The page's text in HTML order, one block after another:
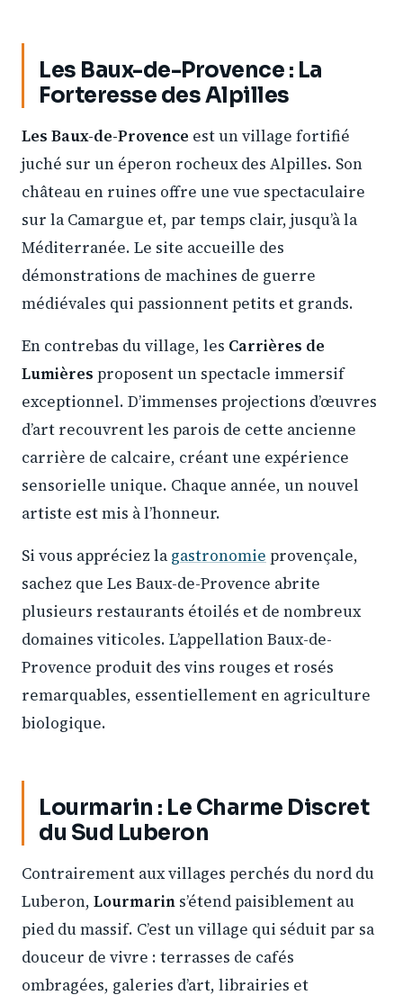
Les Baux-de-Provence : La
Forteresse des Alpilles
Les Baux-de-Provence est un village fortifié
juché sur un éperon rocheux des Alpilles. Son
château en ruines offre une vue spectaculaire
sur la Camargue et, par temps clair, jusqu’à la
Méditerranée. Le site accueille des
démonstrations de machines de guerre
médiévales qui passionnent petits et grands.
En contrebas du village, les Carrières de
Lumières proposent un spectacle immersif
exceptionnel. D’immenses projections d’œuvres
d’art recouvrent les parois de cette ancienne
carrière de calcaire, créant une expérience
sensorielle unique. Chaque année, un nouvel
artiste est mis à l’honneur.
Si vous appréciez lagastronomie provençale,
sachez que Les Baux-de-Provence abrite
plusieurs restaurants étoilés et de nombreux
domaines viticoles. L’appellation Baux-de-
Provence produit des vins rouges et rosés
remarquables, essentiellement en agriculture
biologique.
Lourmarin : Le Charme Discret
du Sud Luberon
Contrairement aux villages perchés du nord du
Luberon, Lourmarin s’étend paisiblement au
pied du massif. C’est un village qui séduit par sa
douceur de vivre : terrasses de cafés
ombragées, galeries d’art, librairies et